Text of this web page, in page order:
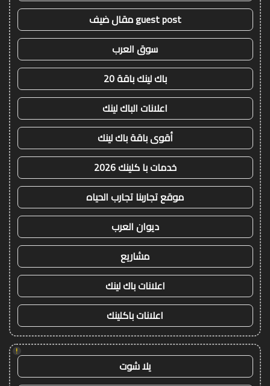
guest post مقال ضيف
سوق العرب
باك لينك باقة 20
اعلانات الباك لينك
أقوى باقة باك لينك
خدمات با كلينك 2026
موقع تجاربنا تجارب الحياه
ديوان العرب
مشاريع
اعلانات باك لينك
اعلانات باكلينك
!
يلا شوت